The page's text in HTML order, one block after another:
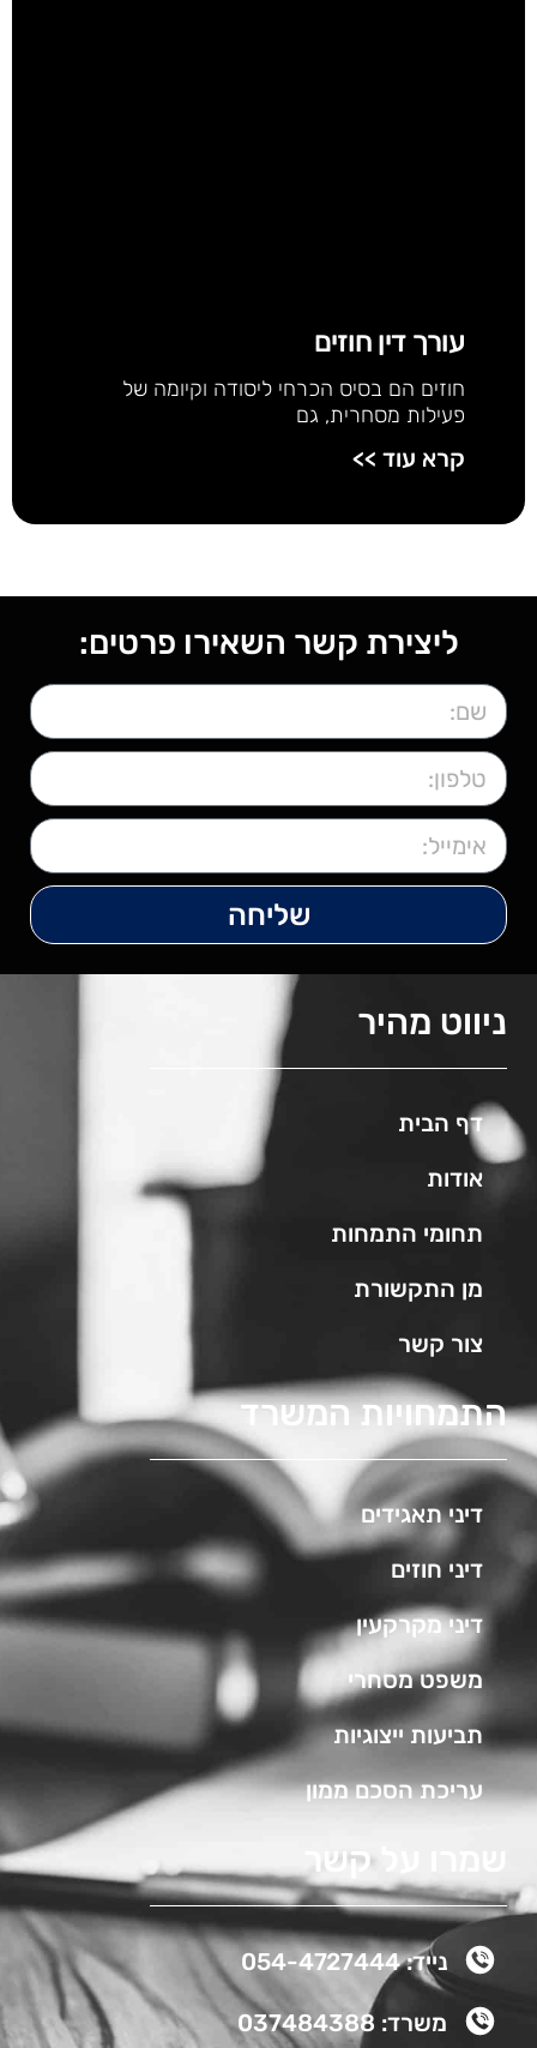
עורך דין חוזים
חוזים הם בסיס הכרחי ליסודה וקיומה של
פעילות מסחרית, גם
קרא עוד >>
ליצירת קשר השאירו פרטים:
שליחה
ניווט מהיר
דף הבית
אודות
תחומי התמחות
מן התקשורת
צור קשר
התמחויות המשרד
דיני תאגידים
דיני חוזים
דיני מקרקעין
משפט מסחרי
תביעות ייצוגיות
עריכת הסכם ממון
שמרו על קשר
נייד: 054-4727444
משרד: 037484388